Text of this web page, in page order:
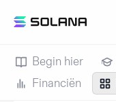
Begin hier
Financiën